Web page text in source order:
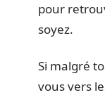
pour
soyez.
Si malgré
vous vers